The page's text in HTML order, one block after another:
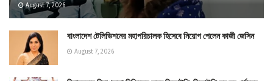
August 7, 2026
বাংলাদেশ টেলিভিশনের মহাপরিচালক হিসেবে নিয়োগ পেলেন কাজী জেসিন
August 7, 2026